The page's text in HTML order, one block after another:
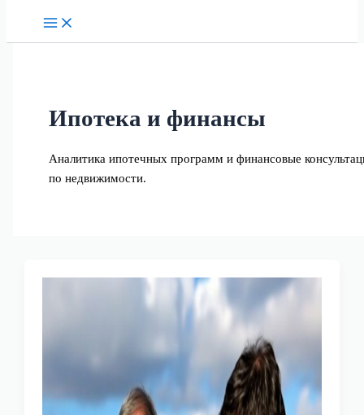
Ипотека и финансы
Аналитика ипотечных программ и финансовые
по недвижимости.